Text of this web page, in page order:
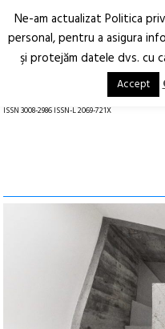
Arhitectură.
Oraș.
ISSN 3008-2986 ISSN-L 2069-721X
Ne-am actualizat Politica
personal, pentru a asigura
şi protejăm datele dvs. cu
Accept